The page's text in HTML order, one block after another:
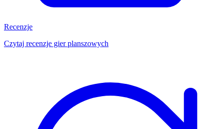
Recenzje
Czytaj recenzje gier planszowych